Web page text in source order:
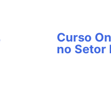
Curso
no Setor